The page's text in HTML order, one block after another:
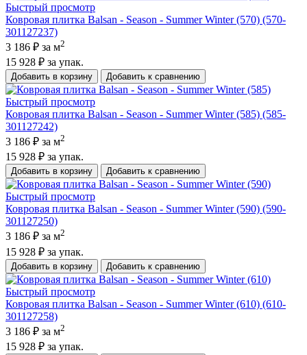
Быстрый просмотр
Ковровая плитка Balsan - Season - Summer Winter (570) (570-
301127237)
3 186 ₽ за м2
15 928 ₽ за упак.
Добавить в корзину Добавить к сравнению
Быстрый просмотр
Ковровая плитка Balsan - Season - Summer Winter (585) (585-
301127242)
3 186 ₽ за м2
15 928 ₽ за упак.
Добавить в корзину Добавить к сравнению
Быстрый просмотр
Ковровая плитка Balsan - Season - Summer Winter (590) (590-
301127250)
3 186 ₽ за м2
15 928 ₽ за упак.
Добавить в корзину Добавить к сравнению
Быстрый просмотр
Ковровая плитка Balsan - Season - Summer Winter (610) (610-
301127258)
3 186 ₽ за м2
15 928 ₽ за упак.